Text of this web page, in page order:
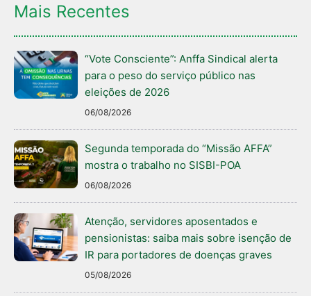
Mais Recentes
“Vote Consciente”: Anffa Sindical alerta
para o peso do serviço público nas
eleições de 2026
06/08/2026
Segunda temporada do “Missão AFFA”
mostra o trabalho no SISBI-POA
06/08/2026
Atenção, servidores aposentados e
pensionistas: saiba mais sobre isenção de
IR para portadores de doenças graves
05/08/2026